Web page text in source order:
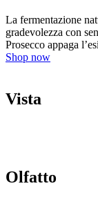
La fermentazione
gradevolezza con
Prosecco appaga
Shop now
Vista
Olfatto